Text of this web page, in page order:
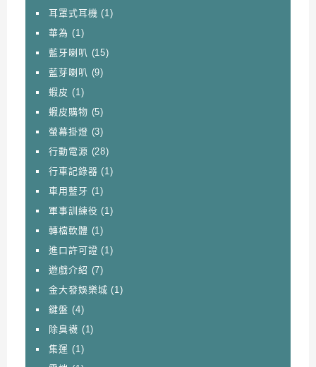
耳罩式耳機 (1)
華為 (1)
藍牙喇叭 (15)
藍芽喇叭 (9)
蝦皮 (1)
蝦皮購物 (5)
螢幕掛燈 (3)
行動電源 (28)
行車記錄器 (1)
車用藍牙 (1)
軍事訓練役 (1)
轉檔軟體 (1)
進口許可證 (1)
遊戲介紹 (7)
金大發娛樂城 (1)
鍵盤 (4)
除臭襪 (1)
集運 (1)